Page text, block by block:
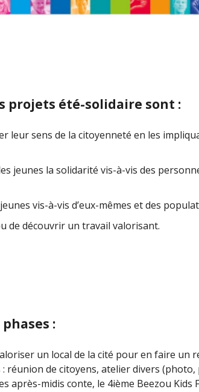
projets été-solidaire sont :
leur sens de la citoyenneté en les
jeunes la solidarité vis-à-vis des
vis-à-vis d’eux-mêmes et des
de découvrir un travail valorisant.
:
un local de la cité pour en faire un
réunion de citoyens, atelier divers
après-midis conte, le 4ième Beezou